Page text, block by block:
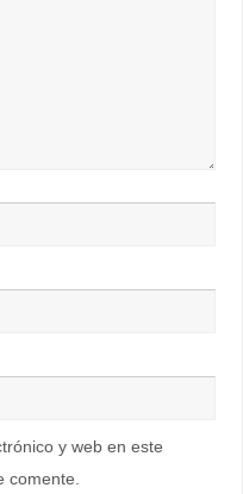
y web en este
comente.